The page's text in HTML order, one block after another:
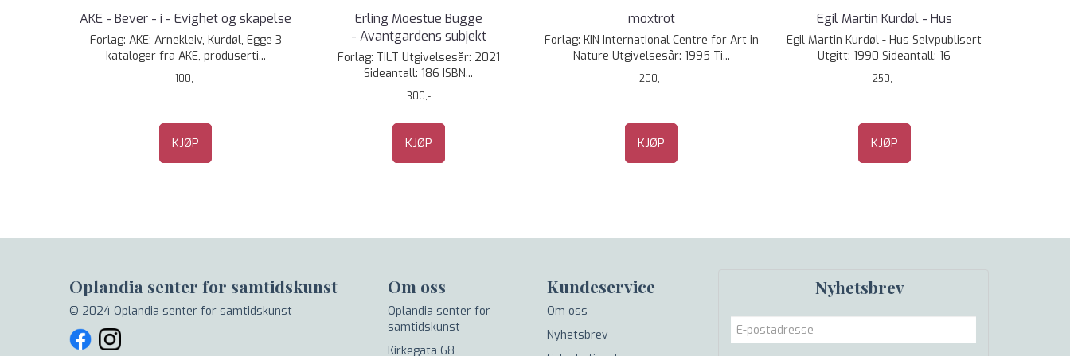
AKE - Bever - i - Evighet og skapelse
Forlag: AKE; Arnekleiv, Kurdøl, Egge 3
kataloger fra AKE, produserti...
100,-
KJØP
Erling Moestue Bugge
- Avantgardens subjekt
Forlag: TILT Utgivelsesår: 2021
Sideantall: 186 ISBN...
300,-
KJØP
moxtrot
Forlag: KIN International Centre for Art in
Nature Utgivelsesår: 1995 Ti...
200,-
KJØP
Egil Martin Kurdøl - Hus
Egil Martin Kurdøl - Hus Selvpublisert
Utgitt: 1990 Sideantall: 16
250,-
KJØP
Oplandia senter for samtidskunst
© 2024 Oplandia senter for samtidskunst
Om oss
Oplandia senter for
samtidskunst
Kirkegata 68
Kundeservice
Om oss
Nyhetsbrev
Nyhetsbrev